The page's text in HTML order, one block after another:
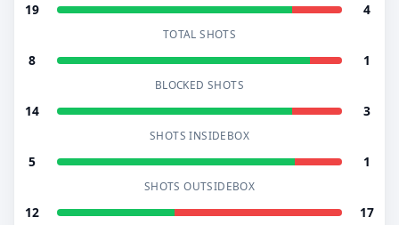
19 4
TOTAL SHOTS
8 1
BLOCKED SHOTS
14 3
SHOTS INSIDEBOX
5 1
SHOTS OUTSIDEBOX
12 17